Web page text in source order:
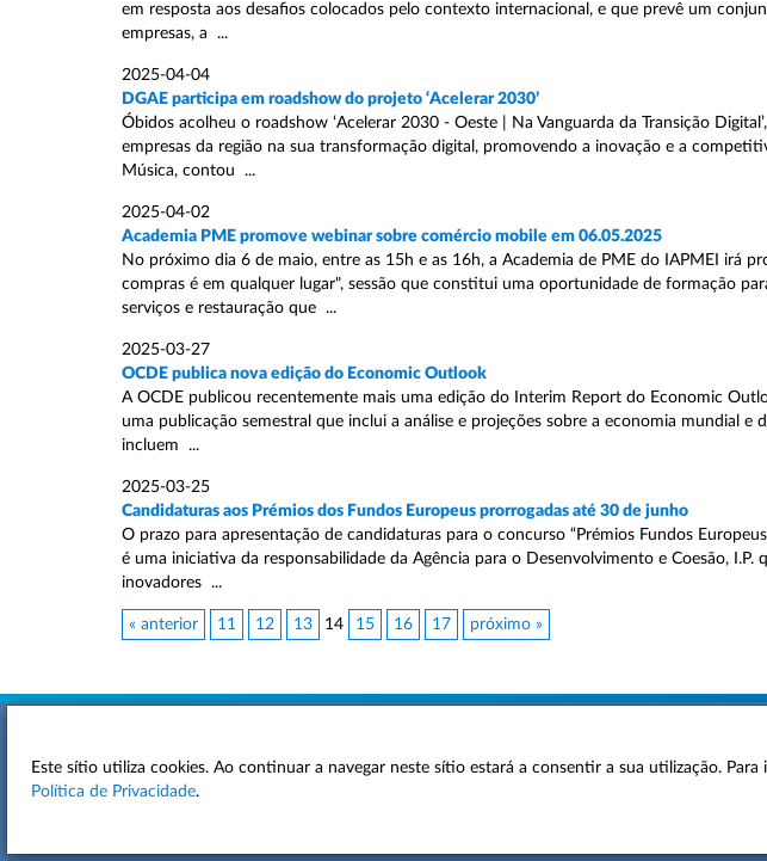
em resposta aos desafios colocados pelo contexto internacional, e que prevê um
empresas, a ...
2025-04-04
DGAE participa em roadshow do projeto ‘Acelerar 2030’
Óbidos acolheu o roadshow ‘Acelerar 2030 - Oeste | Na Vanguarda da Transição
empresas da região na sua transformação digital, promovendo a inovação e a
Música, contou ...
2025-04-02
Academia PME promove webinar sobre comércio mobile em 06.05.2025
No próximo dia 6 de maio, entre as 15h e as 16h, a Academia de PME do IAPMEI irá
compras é em qualquer lugar", sessão que constitui uma oportunidade de formação
serviços e restauração que ...
2025-03-27
OCDE publica nova edição do Economic Outlook
A OCDE publicou recentemente mais uma edição do Interim Report do Economic
uma publicação semestral que inclui a análise e projeções sobre a economia mundial e
incluem ...
2025-03-25
Candidaturas aos Prémios dos Fundos Europeus prorrogadas até 30 de junho
O prazo para apresentação de candidaturas para o concurso “Prémios Fundos
é uma iniciativa da responsabilidade da Agência para o Desenvolvimento e Coesão,
inovadores ...
« anterior 11 12 13 14 15 16 17 próximo »
ACESSIBILIDADE
Este sítio utiliza cookies. Ao continuar a navegar neste sítio estará a consentir a sua utilização.
Política de Privacidade.